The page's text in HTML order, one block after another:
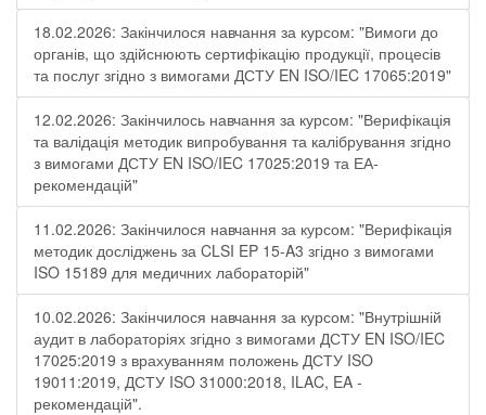
18.02.2026: Закінчилося навчання за курсом: "Вимоги до
органів, що здійснюють сертифікацію продукції, процесів
та послуг згідно з вимогами ДСТУ EN ISO/IEC 17065:2019"
12.02.2026: Закінчилось навчання за курсом: "Верифікація
та валідація методик випробування та калібрування згідно
з вимогами ДСТУ EN ISO/IEC 17025:2019 та ЕА-
рекомендацій"
11.02.2026: Закінчилося навчання за курсом: "Верифікація
методик досліджень за CLSI EP 15-A3 згідно з вимогами
ISO 15189 для медичних лабораторій"
10.02.2026: Закінчилося навчання за курсом: "Внутрішній
аудит в лабораторіях згідно з вимогами ДСТУ EN ISO/IEC
17025:2019 з врахуванням положень ДСТУ ISO
19011:2019, ДСТУ ISO 31000:2018, ILAC, EA -
рекомендацій".